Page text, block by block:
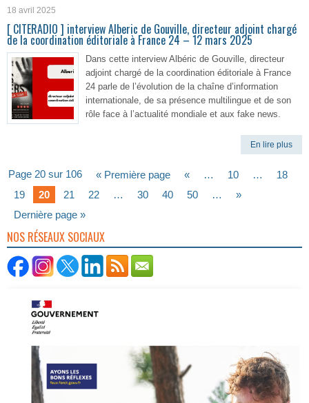
18 avril 2025
[ CITERADIO ] interview Alberic de Gouville, directeur adjoint chargé
de la coordination éditoriale à France 24 – 12 mars 2025
Dans cette interview Albéric de Gouville, directeur
adjoint chargé de la coordination éditoriale à France
24 parle de l’évolution de la chaîne d’information
internationale, de sa présence multilingue et de son
rôle face à l’actualité mondiale et aux fake news.
En lire plus
Page 20 sur 106 « Première page « … 10 …
18
19
20 21 22 … 30 40 50 …
»
Dernière page »
NOS RÉSEAUX SOCIAUX